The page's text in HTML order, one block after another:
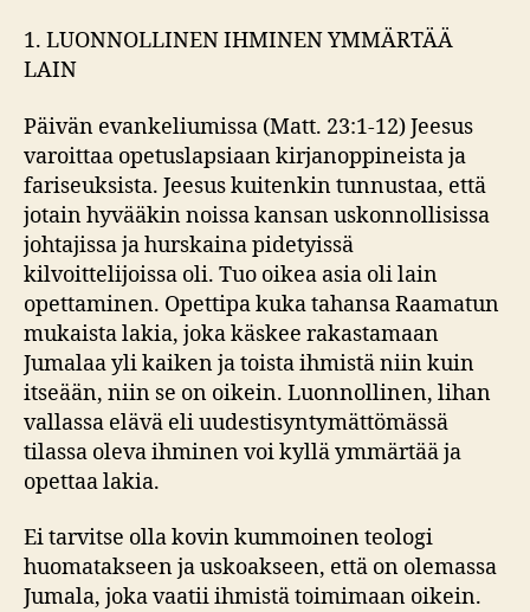
1. LUONNOLLINEN IHMINEN YMMÄRTÄÄ
LAIN
Päivän evankeliumissa (Matt. 23:1-12) Jeesus
varoittaa opetuslapsiaan kirjanoppineista ja
fariseuksista. Jeesus kuitenkin tunnustaa, että
jotain hyvääkin noissa kansan uskonnollisissa
johtajissa ja hurskaina pidetyissä
kilvoittelijoissa oli. Tuo oikea asia oli lain
opettaminen. Opettipa kuka tahansa Raamatun
mukaista lakia, joka käskee rakastamaan
Jumalaa yli kaiken ja toista ihmistä niin kuin
itseään, niin se on oikein. Luonnollinen, lihan
vallassa elävä eli uudestisyntymättömässä
tilassa oleva ihminen voi kyllä ymmärtää ja
opettaa lakia.
Ei tarvitse olla kovin kummoinen teologi
huomatakseen ja uskoakseen, että on olemassa
Jumala, joka vaatii ihmistä toimimaan oikein.